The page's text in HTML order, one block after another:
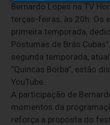
Bernardo Lopes na TV
terças-feiras, às 20h. Os
primeira temporada,
Póstumas de Brás
segunda temporada,
“Quincas Borba”, estão
YouTube.
A participação de
momentos da
reforça a proposta do